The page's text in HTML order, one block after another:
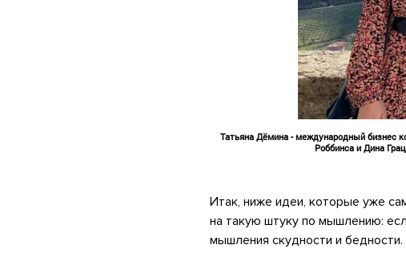
Татьяна Дёмина - международный бизнес
Роббинса и Дина
Итак, ниже идеи, которые уже
на такую штуку по мышлению:
мышления скудности и бедности.